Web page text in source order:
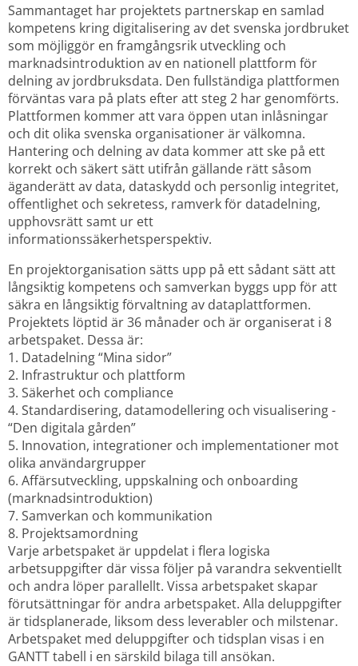
Sammantaget har projektets partnerskap en samlad
kompetens kring digitalisering av det svenska jordbruket
som möjliggör en framgångsrik utveckling och
marknadsintroduktion av en nationell plattform för
delning av jordbruksdata. Den fullständiga plattformen
förväntas vara på plats efter att steg 2 har genomförts.
Plattformen kommer att vara öppen utan inlåsningar
och dit olika svenska organisationer är välkomna.
Hantering och delning av data kommer att ske på ett
korrekt och säkert sätt utifrån gällande rätt såsom
äganderätt av data, dataskydd och personlig integritet,
offentlighet och sekretess, ramverk för datadelning,
upphovsrätt samt ur ett
informationssäkerhetsperspektiv.
En projektorganisation sätts upp på ett sådant sätt att
långsiktig kompetens och samverkan byggs upp för att
säkra en långsiktig förvaltning av dataplattformen.
Projektets löptid är 36 månader och är organiserat i 8
arbetspaket. Dessa är:
1. Datadelning “Mina sidor”
2. Infrastruktur och plattform
3. Säkerhet och compliance
4. Standardisering, datamodellering och visualisering -
“Den digitala gården”
5. Innovation, integrationer och implementationer mot
olika användargrupper
6. Affärsutveckling, uppskalning och onboarding
(marknadsintroduktion)
7. Samverkan och kommunikation
8. Projektsamordning
Varje arbetspaket är uppdelat i flera logiska
arbetsuppgifter där vissa följer på varandra sekventiellt
och andra löper parallellt. Vissa arbetspaket skapar
förutsättningar för andra arbetspaket. Alla deluppgifter
är tidsplanerade, liksom dess leverabler och milstenar.
Arbetspaket med deluppgifter och tidsplan visas i en
GANTT tabell i en särskild bilaga till ansökan.